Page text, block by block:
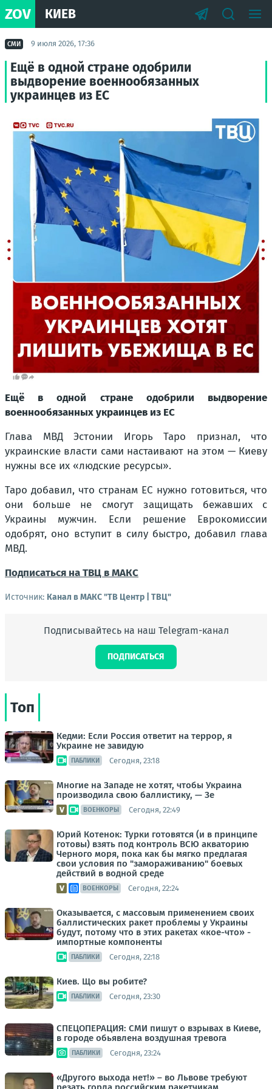
ZOV КИЕВ
СМИ 9 июля 2026, 17:36
Ещё в одной стране одобрили
выдворение военнообязанных
украинцев из ЕС
Ещё в одной стране одобрили выдворение
военнообязанных украинцев из ЕС
Глава МВД Эстонии Игорь Таро признал, что
украинские власти сами настаивают на этом — Киеву
нужны все их «людские ресурсы».
Таро добавил, что странам ЕС нужно готовиться, что
они больше не смогут защищать бежавших с
Украины мужчин. Если решение Еврокомиссии
одобрят, оно вступит в силу быстро, добавил глава
МВД.
Подписаться на ТВЦ в МАКС
Источник: Канал в МАКС "ТВ Центр | ТВЦ"
Подписывайтесь на наш Telegram-канал
ПОДПИСАТЬСЯ
Топ
Кедми: Если Россия ответит на террор, я
Украине не завидую
ПАБЛИКИ Сегодня, 23:18
Многие на Западе не хотят, чтобы Украина
производила свою баллистику, — Зе
ВОЕНКОРЫ Сегодня, 22:49
Юрий Котенок: Турки готовятся (и в принципе
готовы) взять под контроль ВСЮ акваторию
Черного моря, пока как бы мягко предлагая
свои условия по "замораживанию" боевых
действий в водной среде
ВОЕНКОРЫ Сегодня, 22:24
Оказывается, с массовым применением своих
баллистических ракет проблемы у Украины
будут, потому что в этих ракетах «кое-что» -
импортные компоненты
ПАБЛИКИ Сегодня, 22:18
Киев. Що вы робите?
ПАБЛИКИ Сегодня, 23:30
СПЕЦОПЕРАЦИЯ: СМИ пишут о взрывах в Киеве,
в городе обьявлена воздушная тревога
ПАБЛИКИ Сегодня, 23:24
«Другого выхода нет!» – во Львове требуют